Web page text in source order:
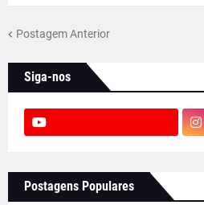
Postagem Anterior
Siga-nos
Postagens Populares